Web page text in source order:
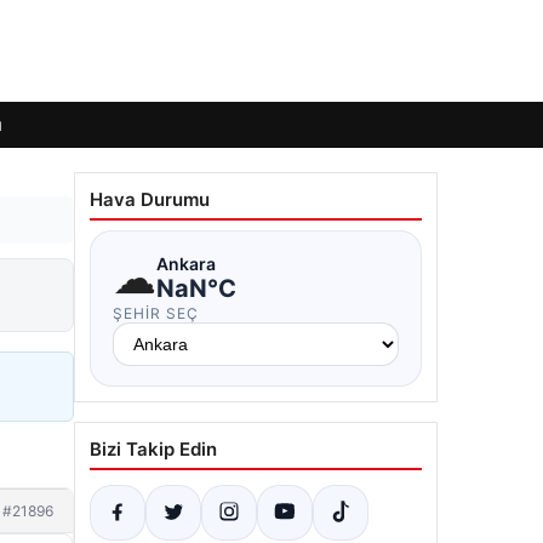
#21896
Hava Durumu
☁Ankara
NaN°C
ŞEHIR SEÇ
Bizi Takip Edin